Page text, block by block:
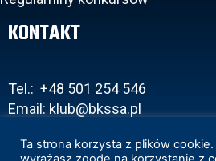
KONTAKT
Tel.: +48 501 254 546
Email: klub@bkssa.pl
Ta strona korzysta z plików